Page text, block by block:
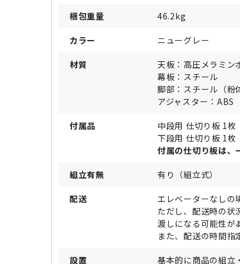
梱包重量 46.2kg
カラー ニューグレー
材質
天板：高圧メラミン
幕板：スチール
脚部：スチール（粉
アジャスター：ABS
付属品
中段用 仕切り板 1枚
下段用 仕切り板 1枚
付属の仕切り板は、
組立有無 有り（組立式）
配送
エレベーターなしの
ただし、配送時の状
渡しになる可能性が
また、配送の時間指
設置 基本的に商品の組立